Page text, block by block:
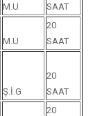
M.U
SAAT
M.U
20
SAAT
Ş.İ.G
20
SAAT
20